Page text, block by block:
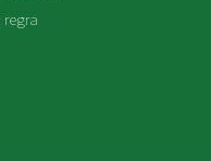
regra